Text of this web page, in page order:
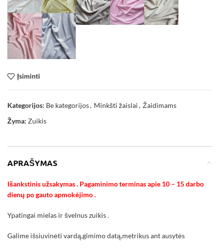
Įsiminti
Kategorijos: Be kategorijos, Minkšti žaislai, Žaidimams
Žyma: Zuikis
APRAŠYMAS
Išankstinis užsakymas . Pagaminimo terminas apie 10 – 15 darbo
dienų po gauto apmokėjimo .
Ypatingai mielas ir švelnus zuikis .
Galime išsiuvinėti vardą,gimimo datą,metrikus ant ausytės